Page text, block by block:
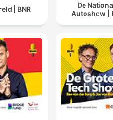
| BNR
De
Autoshow |